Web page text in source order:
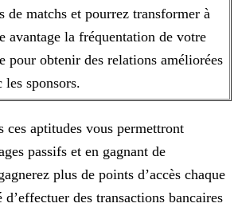
de matchs et pourrez transformer à
avantage la fréquentation de votre
pour obtenir des relations améliorées
les sponsors.
ces aptitudes vous permettront
passifs et en gagnant de
plus de points d’accès chaque
des transactions bancaires